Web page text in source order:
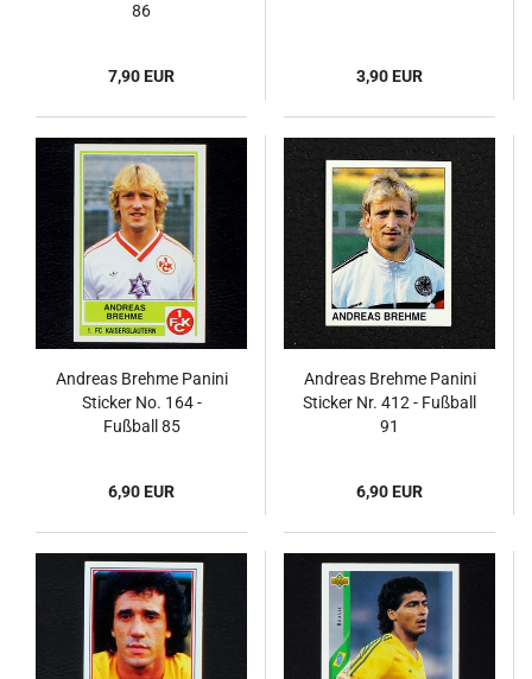
86
7,90 EUR 3,90 EUR
Andreas Brehme Panini
Sticker No. 164 -
Fußball 85
6,90 EUR
Andreas Brehme Panini
Sticker Nr. 412 - Fußball
91
6,90 EUR